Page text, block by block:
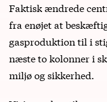
Faktisk ændrede
fra enøjet at
gasproduktion til i
næste to kolonner i
miljø og sikkerhed.